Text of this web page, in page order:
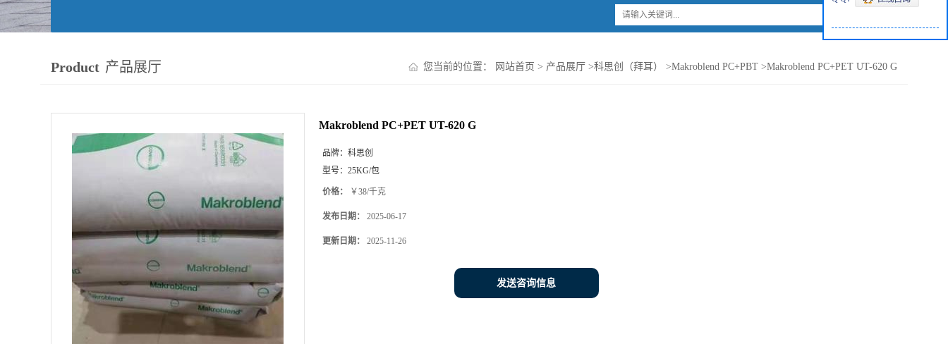
Product 产品展厅 您当前的位置： 网站首页 > 产品展厅 >科思创（拜耳） >Makroblend PC+PBT >Makroblend PC+PET UT-620 G
Makroblend PC+PET UT-620 G
品牌： 科思创
型号： 25KG/包
价格： ￥38/千克
发布日期： 2025-06-17
更新日期： 2025-11-26
发送咨询信息